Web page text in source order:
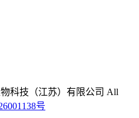
科技（江苏）有限公司 All
号